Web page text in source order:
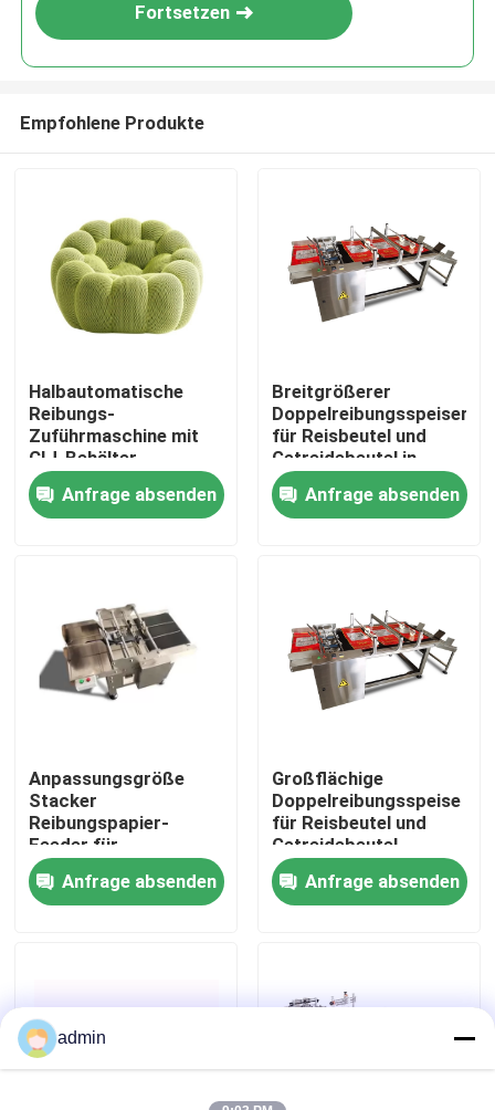
Zu Hause
Videos
Über uns
Qualitätskontrolle
Kontakt mit uns
Rechtssachen
Bitte um ein Angebot
Fortsetzen
Empfohlene Produkte
Halbautomatische
Reibungs-
Zuführmaschine mit
CIJ-Behälter
Anfrage absenden
Breitgrößerer
Doppelreibungsspeiser
für Reisbeutel und
Getreidebeutel in
großer Größe
Anfrage absenden
Anpassungsgröße
Stacker
Reibungspapier-
Feeder für
Drucklösungen
Anfrage absenden
Großflächige
Doppelreibungsspeise
für Reisbeutel und
Getreidebeutel
Anfrage absenden
admin